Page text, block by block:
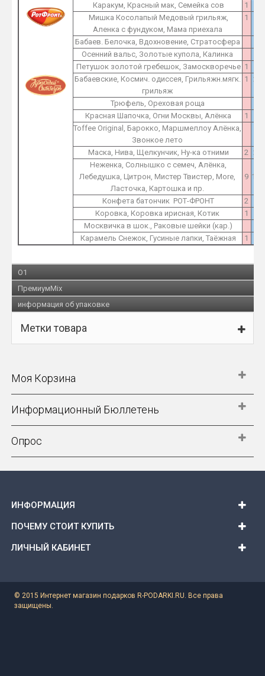
Каракум, Красный мак, Семейка сов
1
Мишка Косолапый Медовый грильяж,
Аленка с фундуком, Мама приехала
1
Бабаев. Белочка, Вдохновение, Стратосфера
Осенний вальс, Золотые купола, Калинка
Петушок золотой гребешок, Замоскворечье 1
Бабаевские, Космич. одиссея, Грильяжн.мягк.
грильяж
1 2
Трюфель, Ореховая роща
Красная Шапочка, Огни Москвы, Алёнка
1
Toffee Original, Барокко, Маршмеллоу Алёнка,
Звонкое лето
Маска, Нива, Щелкунчик, Ну-ка отними 2 2
Неженка, Солнышко с семеч, Алёнка,
Лебедушка, Цитрон, Мистер Твистер, More,
Ласточка, Картошка и пр.
9 12
Конфета батончик РОТ-ФРОНТ 2
Коровка, Коровка ирисная, Котик
1
Москвичка в шок., Раковые шейки (кар.)
Карамель Снежок, Гусиные лапки, Таёжная
1
O1
ПремиумMix
информация об упаковке
Метки товара
Моя Корзина
Информационный Бюллетень
Опрос
ИНФОРМАЦИЯ
ПОЧЕМУ СТОИТ КУПИТЬ
ЛИЧНЫЙ КАБИНЕТ
© 2015 Интернет магазин подарков R-PODARKI.RU. Все права
защищены.